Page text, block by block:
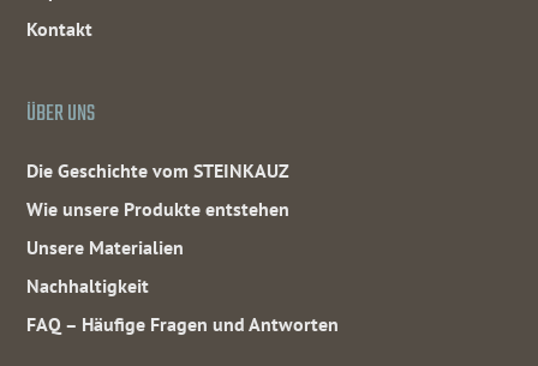
Kontakt
ÜBER UNS
Die Geschichte vom STEINKAUZ
Wie unsere Produkte entstehen
Unsere Materialien
Nachhaltigkeit
FAQ – Häufige Fragen und Antworten